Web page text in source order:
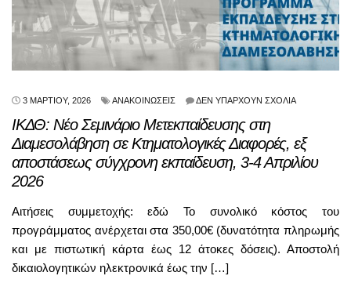
3 ΜΑΡΤΊΟΥ, 2026 ΑΝΑΚΟΙΝΏΣΕΙΣ ΔΕΝ ΥΠΆΡΧΟΥΝ ΣΧΌΛΙΑ
ΙΚΔΘ: Νέο Σεμινάριο Μετεκπαίδευσης στη
Διαμεσολάβηση σε Κτηματολογικές Διαφορές, εξ
αποστάσεως σύγχρονη εκπαίδευση, 3-4 Απριλίου
2026
Αιτήσεις συμμετοχής: εδώ Το συνολικό κόστος του
προγράμματος ανέρχεται στα 350,00€ (δυνατότητα πληρωμής
και με πιστωτική κάρτα έως 12 άτοκες δόσεις). Αποστολή
δικαιολογητικών ηλεκτρονικά έως την […]